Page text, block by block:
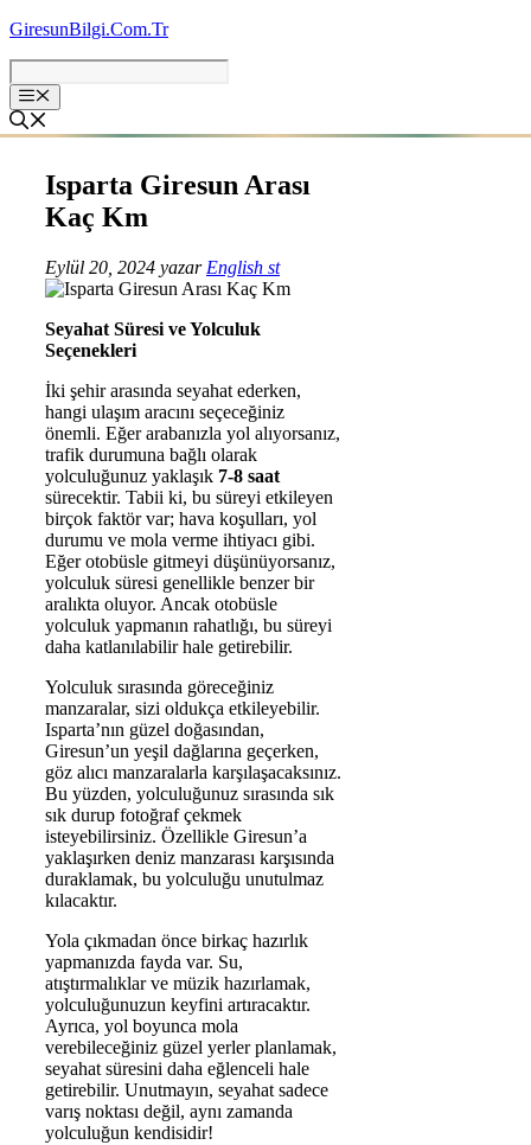
İçeriğe
GiresunBilgi.Com.Tr
Isparta Giresun Arası
Kaç Km
Eylül 20, 2024 yazar English st
Seyahat Süresi ve Yolculuk
Seçenekleri
İki şehir arasında seyahat ederken,
hangi ulaşım aracını seçeceğiniz
önemli. Eğer arabanızla yol alıyorsanız,
trafik durumuna bağlı olarak
yolculuğunuz yaklaşık 7-8 saat
sürecektir. Tabii ki, bu süreyi etkileyen
birçok faktör var; hava koşulları, yol
durumu ve mola verme ihtiyacı gibi.
Eğer otobüsle gitmeyi düşünüyorsanız,
yolculuk süresi genellikle benzer bir
aralıkta oluyor. Ancak otobüsle
yolculuk yapmanın rahatlığı, bu süreyi
daha katlanılabilir hale getirebilir.
Yolculuk sırasında göreceğiniz
manzaralar, sizi oldukça etkileyebilir.
Isparta’nın güzel doğasından,
Giresun’un yeşil dağlarına geçerken,
göz alıcı manzaralarla karşılaşacaksınız.
Bu yüzden, yolculuğunuz sırasında sık
sık durup fotoğraf çekmek
isteyebilirsiniz. Özellikle Giresun’a
yaklaşırken deniz manzarası karşısında
duraklamak, bu yolculuğu unutulmaz
kılacaktır.
Yola çıkmadan önce birkaç hazırlık
yapmanızda fayda var. Su,
atıştırmalıklar ve müzik hazırlamak,
yolculuğunuzun keyfini artıracaktır.
Ayrıca, yol boyunca mola
verebileceğiniz güzel yerler planlamak,
seyahat süresini daha eğlenceli hale
getirebilir. Unutmayın, seyahat sadece
varış noktası değil, aynı zamanda
yolculuğun kendisidir!